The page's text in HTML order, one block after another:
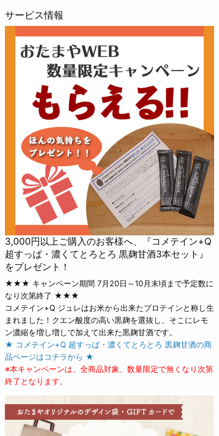
サービス情報
3,000円以上ご購入のお客様へ、『コメテイン+Q
超すっぱ・濃くてとろとろ 黒麹甘酒3本セット』
をプレゼント！
★★★ キャンペーン期間 7月20日～10月末頃まで予定数に
なり次第終了 ★★★
コメテイン+Q ジュレはお米から出来たプロテインと称し生
まれました！クエン酸度の高い黒麹を選抜し、そこにレモ
ン濃縮を増し増しで加えて出来た黒麹甘酒です。
★ コメテイン+Q 超すっぱ・濃くてとろとろ 黒麹甘酒の商
品ページはコチラから ★
※本キャンペーンは、全商品対象、数量限定で無くなり次第
終了となります。